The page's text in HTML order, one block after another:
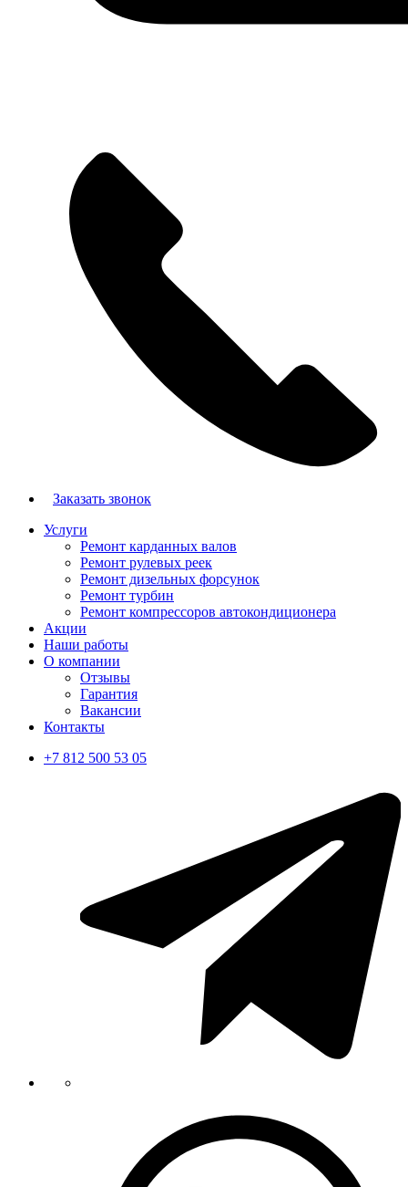
Заказать звонок
Услуги
Ремонт карданных валов
Ремонт рулевых реек
Ремонт дизельных форсунок
Ремонт турбин
Ремонт компрессоров автокондиционера
Акции
Наши работы
О компании
Отзывы
Гарантия
Вакансии
Контакты
+7 812 500 53 05